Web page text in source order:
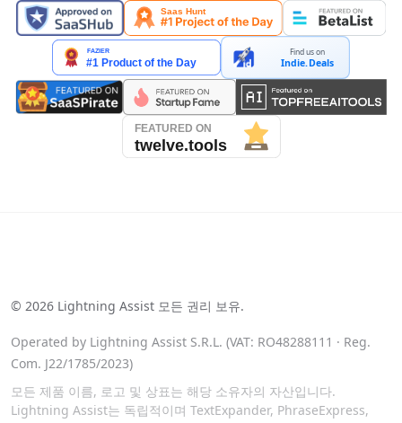
Find us on
Indie.Deals
© 2026 Lightning Assist 모든 권리 보유.
Operated by Lightning Assist S.R.L. (VAT: RO48288111 · Reg.
Com. J22/1785/2023)
모든 제품 이름, 로고 및 상표는 해당 소유자의 자산입니다.
Lightning Assist는 독립적이며 TextExpander, PhraseExpress,